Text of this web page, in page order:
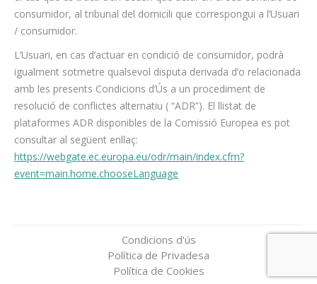
consumidor, al tribunal del domicili que correspongui a l’Usuari
/ consumidor.
L’Usuari, en cas d’actuar en condició de consumidor, podrà
igualment sotmetre qualsevol disputa derivada d’o relacionada
amb les presents Condicions d’Ús a un procediment de
resolució de conflictes alternatiu ( “ADR”). El llistat de
plataformes ADR disponibles de la Comissió Europea es pot
consultar al següent enllaç:
https://webgate.ec.europa.eu/odr/main/index.cfm?
event=main.home.chooseLanguage
Condicions d'ús
Política de Privadesa
Política de Cookies